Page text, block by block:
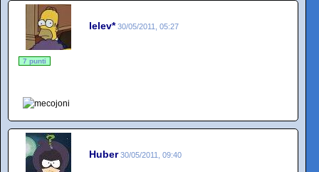
lelev* 30/05/2011, 05:27
7 punti
Huber 30/05/2011, 09:40